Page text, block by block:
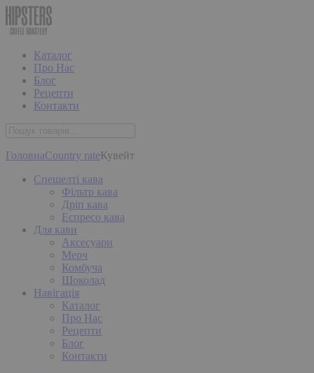
Каталог
Про Нас
Блог
Рецепти
Контакти
ГоловнаCountry rateКувейт
Спешелті кава
Фільтр кава
Дріп кава
Еспресо кава
Для кави
Аксесуари
Мерч
Комбуча
Шоколад
Навігація
Каталог
Про Нас
Рецепти
Блог
Контакти